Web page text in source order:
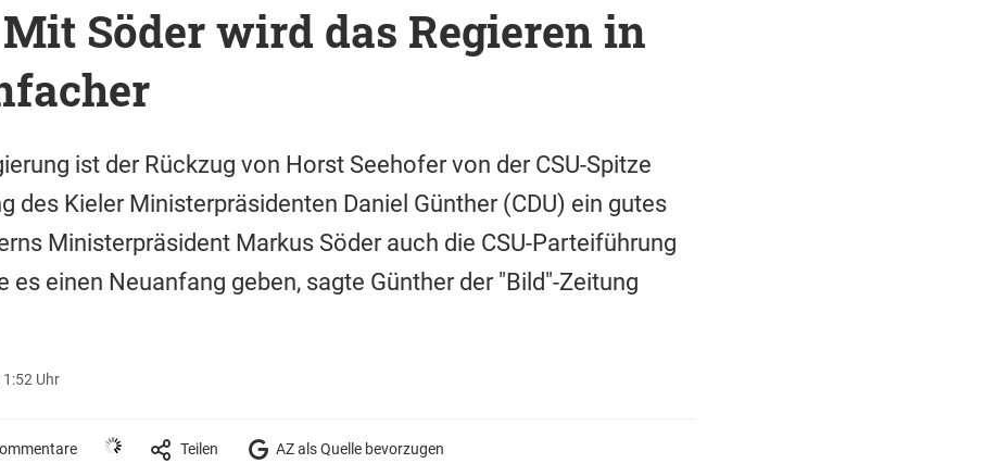
Söder wird das Regieren in
ist der Rückzug von Horst Seehofer von der CSU-Spitze
des Kieler Ministerpräsidenten Daniel Günther (CDU) ein gutes
Ministerpräsident Markus Söder auch die CSU-Parteiführung
es einen Neuanfang geben, sagte Günther der "Bild"-Zeitung
Uhr
Teilen AZ als Quelle bevorzugen